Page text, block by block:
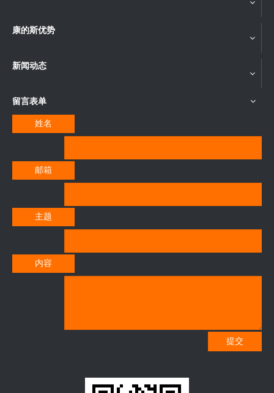
康的斯优势
新闻动态
留言表单
姓名
邮箱
主题
内容
提交